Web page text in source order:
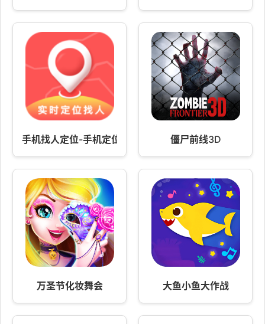
手机找人定位-手机定位 僵尸前线3D
万圣节化妆舞会 大鱼小鱼大作战